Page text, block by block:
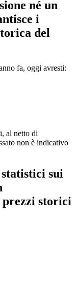
né un
i
del
fa, oggi avresti:
al netto di
non è indicativo
sui
prezzi storici